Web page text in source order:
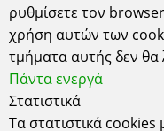
τα «Διάφορα cookies»
ρυθμίσετε τον
χρήση αυτών των
τμήματα αυτής δεν θα
Πάντα ενεργά
Στατιστικά
Τα στατιστικά